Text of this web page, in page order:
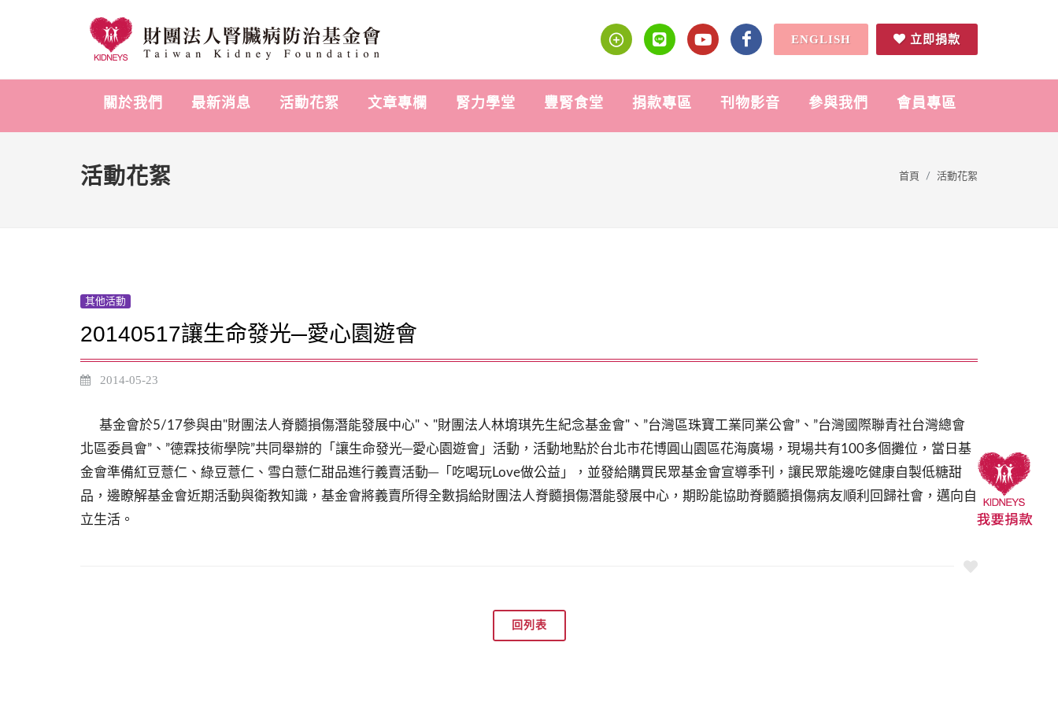
ENGLISH 立即捐款
關於我們 最新消息 活動花絮 文章專欄 腎力學堂 豐腎食堂 捐款專區 刊物影音 參與我們 會員專區
活動花絮 首頁 活動花絮
其他活動
20140517讓生命發光─愛心園遊會
2014-05-23
基金會於5/17參與由"財團法人脊髓損傷潛能發展中心"、"財團法人林堉琪先生紀念基金會"、”台灣區珠寶工業同業公會”、”台灣國際聯青社台灣總會
北區委員會”、”德霖技術學院”共同舉辦的「讓生命發光─愛心園遊會」活動，活動地點於台北市花博圓山園區花海廣場，現場共有100多個攤位，當日基
金會準備紅豆薏仁、綠豆薏仁、雪白薏仁甜品進行義賣活動─「吃喝玩Love做公益」，並發給購買民眾基金會宣導季刊，讓民眾能邊吃健康自製低糖甜
品，邊瞭解基金會近期活動與衛教知識，基金會將義賣所得全數捐給財團法人脊髓損傷潛能發展中心，期盼能協助脊髓髓損傷病友順利回歸社會，邁向自
立生活。
回列表